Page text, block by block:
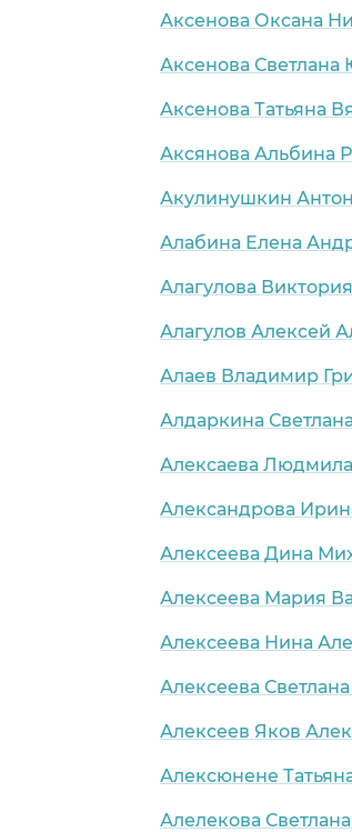
Аксенова Оксана
Аксенова Светлана
Аксенова Татьяна
Аксянова Альбина
Акулинушкин
Алабина Елена
Алагулова
Алагулов Алексей
Алаев Владимир
Алдаркина
Алексаева
Александрова
Алексеева Дина
Алексеева Мария
Алексеева Нина
Алексеева
Алексеев Яков
Алексюнене
Алелекова